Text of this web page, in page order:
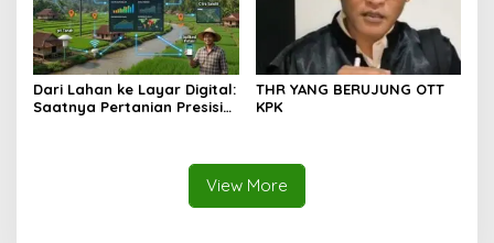
Dari Lahan ke Layar Digital:
Saatnya Pertanian Presisi
THR YANG BERUJUNG OTT
KPK
View More